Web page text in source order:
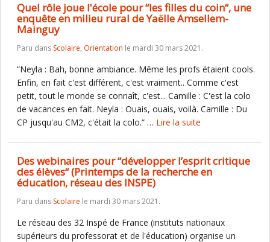
Quel rôle joue l'école pour “les filles du coin“, une
enquête en milieu rural de Yaëlle Amsellem-
Mainguy
Paru dans Scolaire, Orientation le mardi 30 mars 2021.
“Neyla : Bah, bonne ambiance. Même les profs étaient cools.
Enfin, en fait c'est différent, c'est vraiment.. Comme c'est
petit, tout le monde se connaît, c'est... Camille : C'est la colo
de vacances en fait. Neyla : Ouais, ouais, voilà. Camille : Du
CP jusqu'au CM2, c'était la colo.“ … Lire la suite
Des webinaires pour “développer l’esprit critique
des élèves“ (Printemps de la recherche en
éducation, réseau des INSPE)
Paru dans Scolaire le mardi 30 mars 2021.
Le réseau des 32 Inspé de France (instituts nationaux
supérieurs du professorat et de l'éducation) organise un